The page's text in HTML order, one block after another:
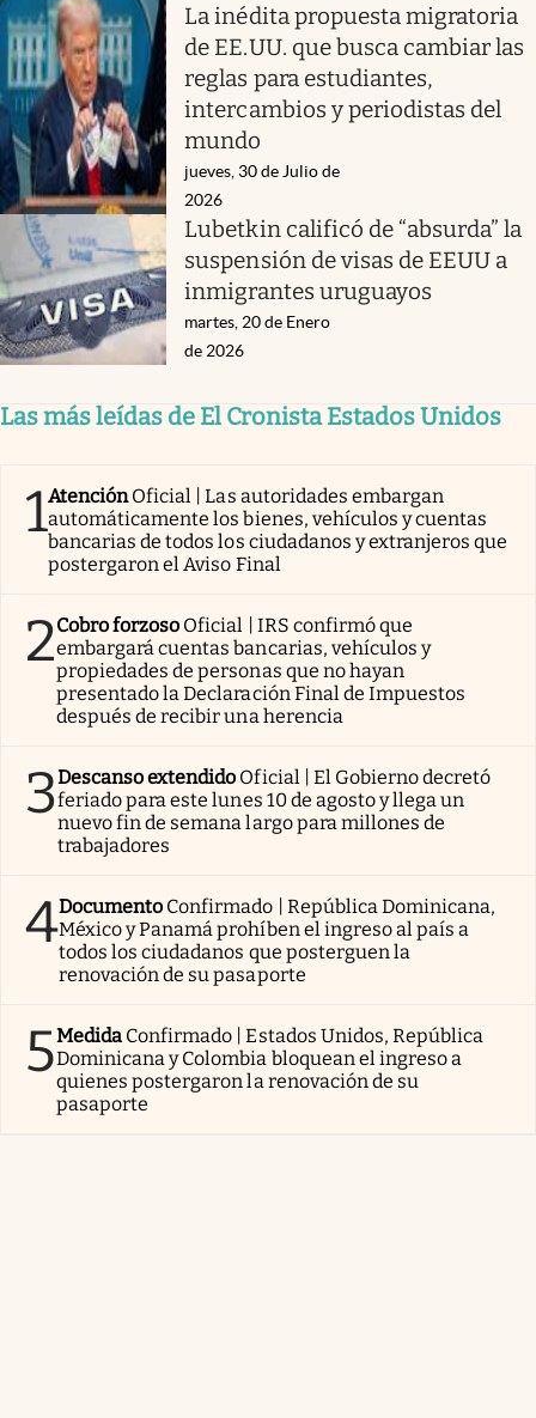
La inédita propuesta migratoria
de EE.UU. que busca cambiar las
reglas para estudiantes,
intercambios y periodistas del
mundo
jueves, 30 de Julio de
2026
Lubetkin calificó de “absurda” la
suspensión de visas de EEUU a
inmigrantes uruguayos
martes, 20 de Enero
de 2026
Las más leídas de El Cronista Estados Unidos
1AtenciónOficial | Las autoridades embargan
automáticamente los bienes, vehículos y cuentas
bancarias de todos los ciudadanos y extranjeros que
postergaron el Aviso Final
2Cobro forzoso Oficial | IRS confirmó que
embargará cuentas bancarias, vehículos y
propiedades de personas que no hayan
presentado la Declaración Final de Impuestos
después de recibir una herencia
3Descanso extendido Oficial | El Gobierno decretó
feriado para este lunes 10 de agosto y llega un
nuevo fin de semana largo para millones de
trabajadores
4Documento Confirmado | República Dominicana,
México y Panamá prohíben el ingreso al país a
todos los ciudadanos que posterguen la
renovación de su pasaporte
5Medida Confirmado | Estados Unidos, República
Dominicana y Colombia bloquean el ingreso a
quienes postergaron la renovación de su
pasaporte